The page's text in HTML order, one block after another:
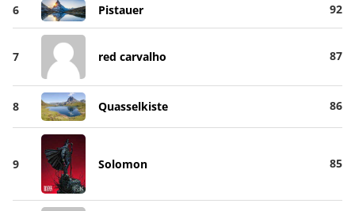
6 Pistauer 92
7 red carvalho 87
8 Quasselkiste 86
9 Solomon 85